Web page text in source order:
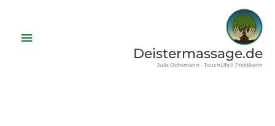
springen
Deistermassage.de
Julia Ochsmann - TouchLife® Praktikerin
Hauptmenü